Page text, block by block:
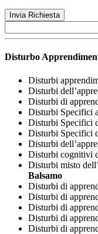
Disturbo
Disturbi
Disturbi
Disturbi di
Disturbi Specifici
Disturbi Specifici
Disturbi Specifici
Disturbi
Disturbi cognitivi
Disturbi misto
Balsamo
Disturbi di
Disturbi di
Disturbi di
Disturbi di
Disturbi di